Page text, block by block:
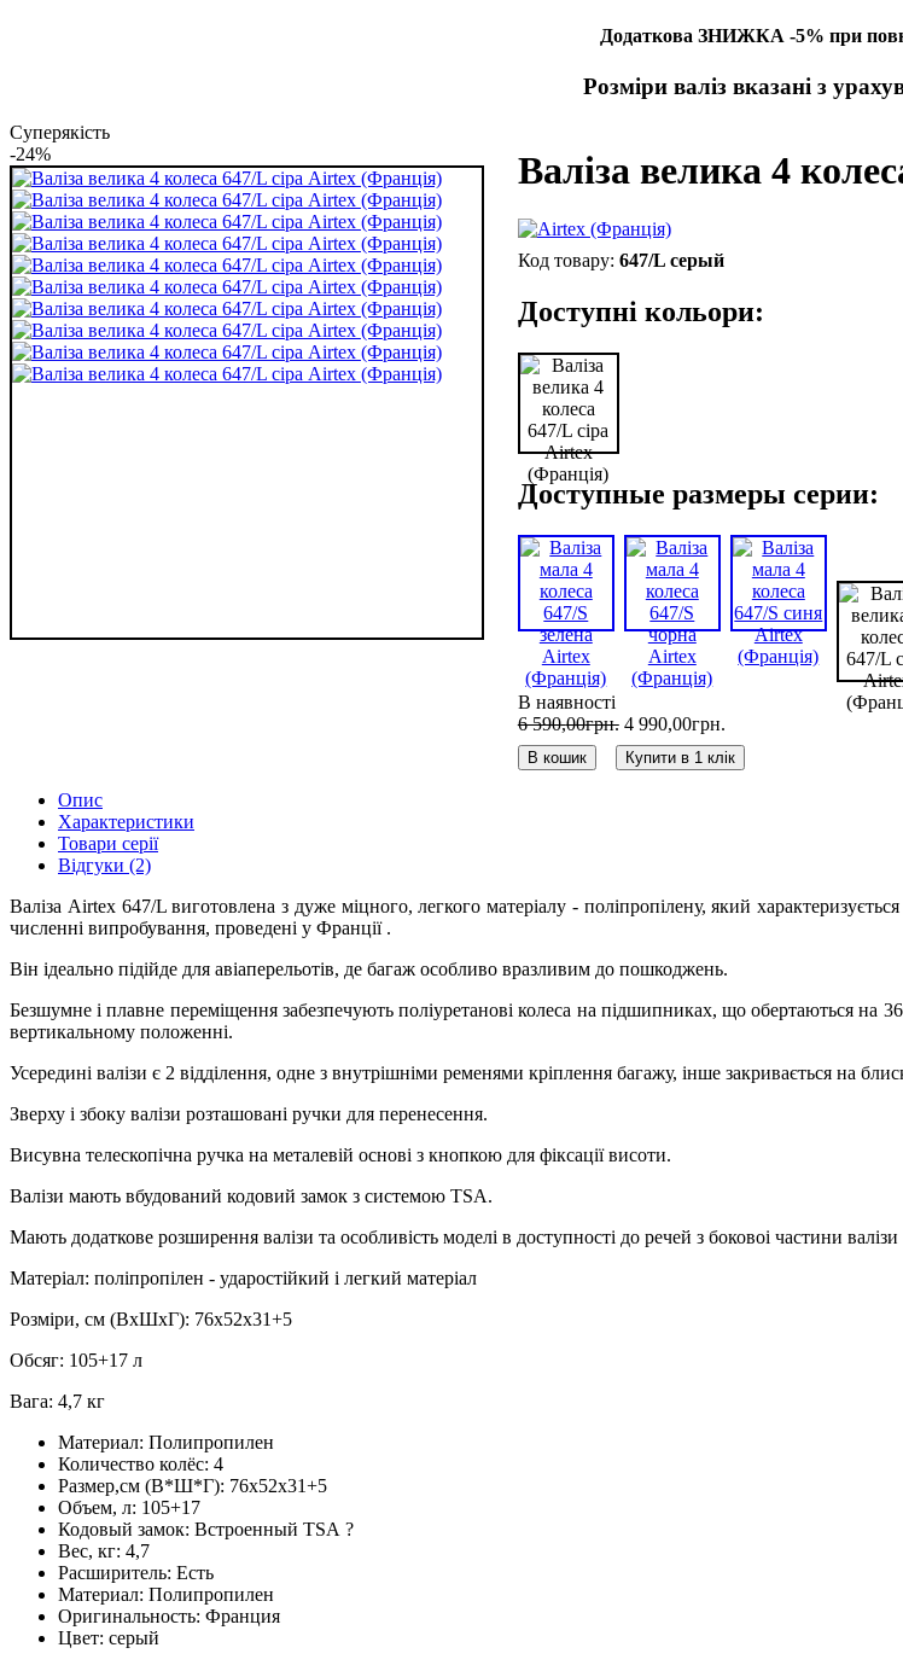
Додаткова ЗНИЖКА -5% при
Розміри валіз вказані з
Суперякість
-24%
Валіза велика 4
647/L серый
Доступні кольори:
Доступные размеры серии:
В наявності
6 590,00грн. 4 990,00грн.
В кошик Купити в 1 клік
Опис
Характеристики
Товари серії
Відгуки (2)
Валіза Airtex 647/L виготовлена з дуже міцного, легкого матеріалу - поліпропілену, який
численні випробування, проведені у Франції .
Він ідеально підійде для авіаперельотів, де багаж особливо вразливим до пошкоджень.
Безшумне і плавне переміщення забезпечують поліуретанові колеса на підшипниках, що обертаються на
вертикальному положенні.
Усередині валізи є 2 відділення, одне з внутрішніми ременями кріплення багажу, інше закривається на
Зверху і збоку валізи розташовані ручки для перенесення.
Висувна телескопічна ручка на металевій основі з кнопкою для фіксації висоти.
Валізи мають вбудований кодовий замок з системою TSA.
Мають додаткове розширення валізи та особливість моделі в доступності до речей з боковоі частини валізи
Матеріал: поліпропілен - ударостійкий і легкий матеріал
Розміри, см (ВхШхГ): 76x52x31+5
Обсяг: 105+17 л
Вага: 4,7 кг
Материал: Полипропилен
Количество колёс: 4
Размер,см (В*Ш*Г): 76x52x31+5
Объем, л: 105+17
Кодовый замок: Встроенный TSA ?
Вес, кг: 4,7
Расширитель: Есть
Материал: Полипропилен
Оригинальность: Франция
Цвет: серый